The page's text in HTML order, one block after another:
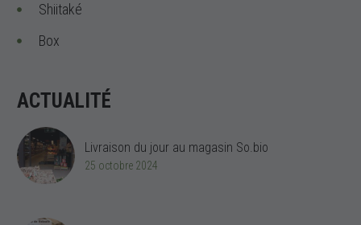
Shiitaké
Box
ACTUALITÉ
Livraison du jour au magasin So.bio
25 octobre 2024